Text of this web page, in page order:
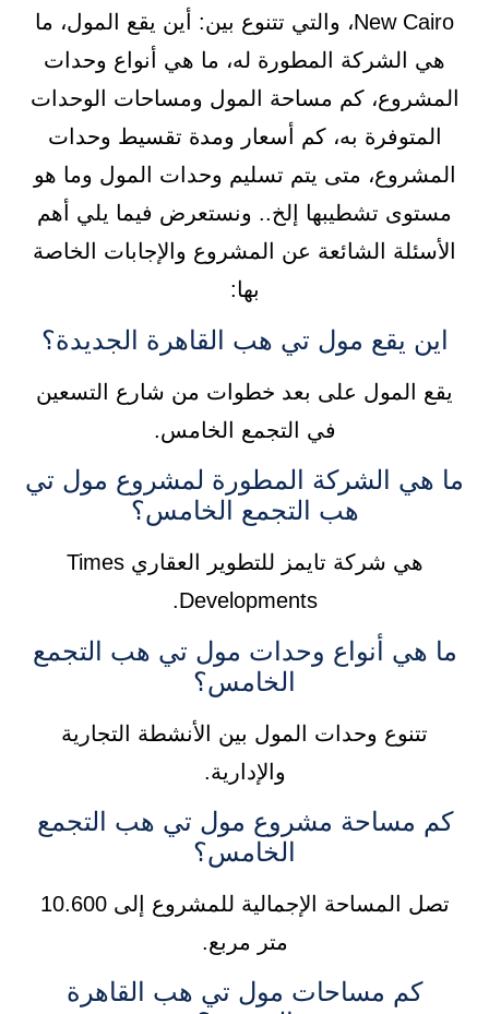
New Cairo، والتي تتنوع بين: أين يقع المول، ما
هي الشركة المطورة له، ما هي أنواع وحدات
المشروع، كم مساحة المول ومساحات الوحدات
المتوفرة به، كم أسعار ومدة تقسيط وحدات
المشروع، متى يتم تسليم وحدات المول وما هو
مستوى تشطيبها إلخ.. ونستعرض فيما يلي أهم
الأسئلة الشائعة عن المشروع والإجابات الخاصة
بها:
اين يقع مول تي هب القاهرة الجديدة؟
يقع المول على بعد خطوات من شارع التسعين
في التجمع الخامس.
ما هي الشركة المطورة لمشروع مول تي
هب التجمع الخامس؟
هي شركة تايمز للتطوير العقاري Times
Developments.
ما هي أنواع وحدات مول تي هب التجمع
الخامس؟
تتنوع وحدات المول بين الأنشطة التجارية
والإدارية.
كم مساحة مشروع مول تي هب التجمع
الخامس؟
تصل المساحة الإجمالية للمشروع إلى 10.600
متر مربع.
كم مساحات مول تي هب القاهرة